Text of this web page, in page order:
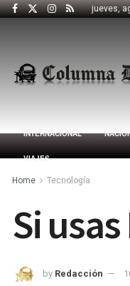
jueves,
INTERNACIONAL
VIAJES
Home Tecnología
Si
by Redacción